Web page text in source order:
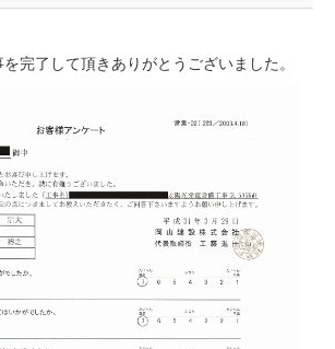
完了して頂きありがとうございました。